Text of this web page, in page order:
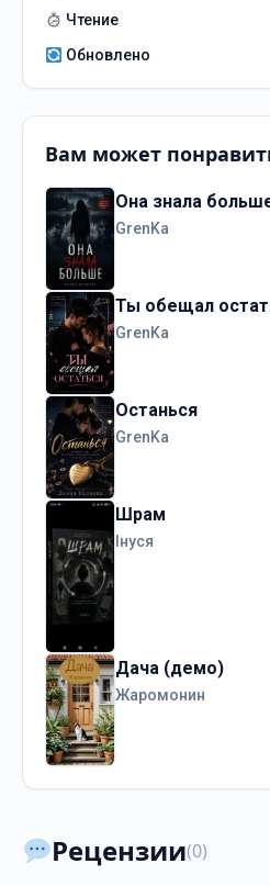
Чтение
Обновлено
Вам может
Она знала
GrenKa
Ты обещал
GrenKa
Останься
GrenKa
Шрам
Інуся
Дача (демо)
Жаромонин
Рецензии(0)